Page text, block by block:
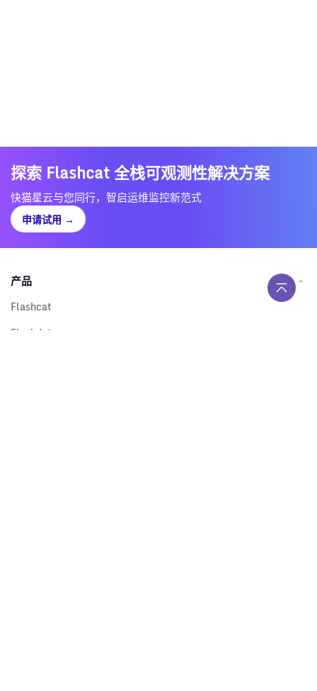
探索 Flashcat 全栈可观测性解决方案
快猫星云与您同行，智启运维监控新范式
申请试用 →
产品
Flashcat
Flashduty